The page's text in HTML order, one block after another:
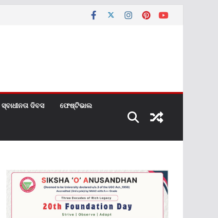
ସ୍ବାଧୀନତା ଦିବସ ଫେଷ୍ଟିଭାଲ